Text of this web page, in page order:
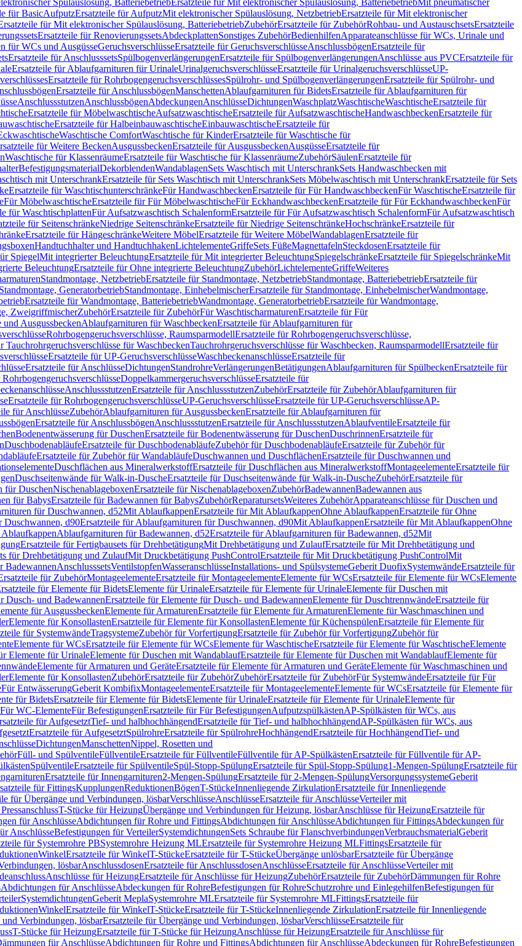
Spülauslösung, BatteriebetriebErsatzteile für Mit elektronischer Spülauslösung, BatteriebetriebMit pneumatischer
für BasicAufputzErsatzteile für AufputzMit elektronischer Spülauslösung, NetzbetriebErsatzteile für Mit elektronischer
für Mit elektronischer Spülauslösung, BatteriebetriebZubehörErsatzteile für ZubehörRohbau- und AustauschsetsErsatzteile
Ersatzteile für RenovierungssetsAbdeckplattenSonstiges ZubehörBedienhilfenApparateanschlüsse für WCs, Urinale und
für WCs und AusgüsseGeruchsverschlüsseErsatzteile für GeruchsverschlüsseAnschlussbögenErsatzteile für
Ersatzteile für AnschlusssetsSpülbogenverlängerungenErsatzteile für SpülbogenverlängerungenAnschlüsse aus PVCErsatzteile für
Ersatzteile für Ablaufgarnituren für UrinaleUrinalgeruchsverschlüsseErsatzteile für UrinalgeruchsverschlüsseUP-
Ersatzteile für RohrbogengeruchsverschlüssesSpülrohr- und SpülbogenverlängerungenErsatzteile für Spülrohr- und
Ersatzteile für AnschlussbögenManschettenAblaufgarnituren für BidetsErsatzteile für Ablaufgarnituren für
AnschlussstutzenAnschlussbögenAbdeckungenAnschlüsseDichtungenWaschplatzWaschtischeWaschtischeErsatzteile für
Ersatzteile für MöbelwaschtischeAufsatzwaschtischeErsatzteile für AufsatzwaschtischeHandwaschbeckenErsatzteile für
Ersatzteile für HalbeinbauwaschtischeEinbauwaschtischeErsatzteile für
Waschtische ComfortWaschtische für KinderErsatzteile für Waschtische für
für Weitere BeckenAusgussbeckenErsatzteile für AusgussbeckenAusgüsseErsatzteile für
Waschtische für KlassenräumeErsatzteile für Waschtische für KlassenräumeZubehörSäulenErsatzteile für
BefestigungsmaterialDekorblendenWandablagenSets Waschtisch mit UnterschrankSets Handwaschbecken mit
mit UnterschrankErsatzteile für Sets Waschtisch mit UnterschrankSets Möbelwaschtisch mit UnterschrankErsatzteile für Sets
Ersatzteile für WaschtischunterschränkeFür HandwaschbeckenErsatzteile für Für HandwaschbeckenFür WaschtischeErsatzteile für
Für MöbelwaschtischeErsatzteile für Für MöbelwaschtischeFür EckhandwaschbeckenErsatzteile für Für EckhandwaschbeckenFür
für WaschtischplattenFür Aufsatzwaschtisch SchalenformErsatzteile für Für Aufsatzwaschtisch SchalenformFür Aufsatzwaschtisch
für SeitenschränkeNiedrige SeitenschränkeErsatzteile für Niedrige SeitenschränkeHochschränkeErsatzteile für
Ersatzteile für HängeschränkeWeitere MöbelErsatzteile für Weitere MöbelWandablagenErsatzteile für
Handtuchhalter und HandtuchhakenLichtelementeGriffeSets FüßeMagnettafelnSteckdosenErsatzteile für
SpiegelMit integrierter BeleuchtungErsatzteile für Mit integrierter BeleuchtungSpiegelschränkeErsatzteile für SpiegelschränkeMit
BeleuchtungErsatzteile für Ohne integrierte BeleuchtungZubehörLichtelementeGriffeWeiteres
Standmontage, NetzbetriebErsatzteile für Standmontage, NetzbetriebStandmontage, BatteriebetriebErsatzteile für
GeneratorbetriebStandmontage, EinhebelmischerErsatzteile für Standmontage, EinhebelmischerWandmontage,
Ersatzteile für Wandmontage, BatteriebetriebWandmontage, GeneratorbetriebErsatzteile für Wandmontage,
ZweigriffmischerZubehörErsatzteile für ZubehörFür WaschtischarmaturenErsatzteile für Für
AusgussbeckenAblaufgarnituren für WaschbeckenErsatzteile für Ablaufgarnituren für
Rohrbogengeruchsverschlüsse, RaumsparmodellErsatzteile für Rohrbogengeruchsverschlüsse,
Tauchrohrgeruchsverschlüsse für WaschbeckenTauchrohrgeruchsverschlüsse für Waschbecken, RaumsparmodellErsatzteile für
Ersatzteile für UP-GeruchsverschlüsseWaschbeckenanschlüsseErsatzteile für
Ersatzteile für AnschlüsseDichtungenStandrohreVerlängerungenBetätigungenAblaufgarnituren für SpülbeckenErsatzteile für
DoppelkammergeruchsverschlüsseErsatzteile für
AnschlussstutzenErsatzteile für AnschlussstutzenZubehörErsatzteile für ZubehörAblaufgarnituren für
Ersatzteile für RohrbogengeruchsverschlüsseUP-GeruchsverschlüsseErsatzteile für UP-GeruchsverschlüsseAP-
für AnschlüsseZubehörAblaufgarnituren für AusgussbeckenErsatzteile für Ablaufgarnituren für
Ersatzteile für AnschlussbögenAnschlussstutzenErsatzteile für AnschlussstutzenAblaufventileErsatzteile für
Bodenentwässerung für DuschenErsatzteile für Bodenentwässerung für DuschenDuschrinnenErsatzteile für
DuschbodenabläufeErsatzteile für DuschbodenabläufeZubehör für DuschbodenabläufeErsatzteile für Zubehör für
Ersatzteile für Zubehör für WandabläufeDuschwannen und DuschflächenErsatzteile für Duschwannen und
Duschflächen aus MineralwerkstoffErsatzteile für Duschflächen aus MineralwerkstoffMontageelementeErsatzteile für
Duschseitenwände für Walk-in-DuscheErsatzteile für Duschseitenwände für Walk-in-DuscheZubehörErsatzteile für
für DuschenNischenablageboxenErsatzteile für NischenablageboxenZubehörBadewannenBadewannen aus
für BabysErsatzteile für Badewannen für BabysZubehörReparatursetsWeiteres ZubehörApparateanschlüsse für Duschen und
für Duschwannen, d52Mit AblaufkappenErsatzteile für Mit AblaufkappenOhne AblaufkappenErsatzteile für Ohne
Duschwannen, d90Ersatzteile für Ablaufgarnituren für Duschwannen, d90Mit AblaufkappenErsatzteile für Mit AblaufkappenOhne
Ablaufgarnituren für Badewannen, d52Ersatzteile für Ablaufgarnituren für Badewannen, d52Mit
Ersatzteile für Fertigbausets für DrehbetätigungMit Drehbetätigung und ZulaufErsatzteile für Mit Drehbetätigung und
für Drehbetätigung und ZulaufMit Druckbetätigung PushControlErsatzteile für Mit Druckbetätigung PushControlMit
BadewannenAnschlusssetsVentilstopfenWasseranschlüsseInstallations- und SpülsystemeGeberit DuofixSystemwändeErsatzteile für
für ZubehörMontageelementeErsatzteile für MontageelementeElemente für WCsErsatzteile für Elemente für WCsElemente
für Elemente für BidetsElemente für UrinaleErsatzteile für Elemente für UrinaleElemente für Duschen mit
Dusch- und BadewannenErsatzteile für Elemente für Dusch- und BadewannenElemente für DuschtrennwändeErsatzteile für
für AusgussbeckenElemente für ArmaturenErsatzteile für Elemente für ArmaturenElemente für Waschmaschinen und
Elemente für KonsollastenErsatzteile für Elemente für KonsollastenElemente für KüchenspülenErsatzteile für Elemente für
für SystemwändeTragsystemeZubehör für VorfertigungErsatzteile für Zubehör für VorfertigungZubehör für
Elemente für WCsErsatzteile für Elemente für WCsElemente für WaschtischeErsatzteile für Elemente für WaschtischeElemente
Elemente für UrinaleElemente für Duschen mit WandablaufErsatzteile für Elemente für Duschen mit WandablaufElemente für
Elemente für Armaturen und GeräteErsatzteile für Elemente für Armaturen und GeräteElemente für Waschmaschinen und
Elemente für KonsollastenZubehörErsatzteile für ZubehörZubehörErsatzteile für ZubehörFür SystemwändeErsatzteile für Für
Für EntwässerungGeberit KombifixMontageelementeErsatzteile für MontageelementeElemente für WCsErsatzteile für Elemente für
für BidetsErsatzteile für Elemente für BidetsElemente für UrinaleErsatzteile für Elemente für UrinaleElemente für
Für WC-ElementeFür BefestigungenErsatzteile für Für BefestigungenAufputzspülkästenAP-Spülkästen für WCs, aus
für AufgesetztTief- und halbhochhängendErsatzteile für Tief- und halbhochhängendAP-Spülkästen für WCs, aus
Ersatzteile für AufgesetztSpülrohreErsatzteile für SpülrohreHochhängendErsatzteile für HochhängendTief- und
DichtungenManschettenNippel, Rosetten und
Füll- und SpülventileFüllventileErsatzteile für FüllventileFüllventile für AP-SpülkästenErsatzteile für Füllventile für AP-
SpülventileErsatzteile für SpülventileSpül-Stopp-SpülungErsatzteile für Spül-Stopp-Spülung1-Mengen-SpülungErsatzteile für
Ersatzteile für Innengarnituren2-Mengen-SpülungErsatzteile für 2-Mengen-SpülungVersorgungssystemeGeberit
für FittingsKupplungenReduktionenBögenT-StückeInnenliegende ZirkulationErsatzteile für Innenliegende
für Übergänge und Verbindungen, lösbarVerschlüsseAnschlüsseErsatzteile für AnschlüsseVerteiler mit
T-Stücke für HeizungÜbergänge und Verbindungen für Heizung, lösbarAnschlüsse für HeizungErsatzteile für
für AnschlüsseAbdichtungen für Rohre und FittingsAbdichtungen für AnschlüsseAbdichtungen für FittingsAbdeckungen für
AnschlüsseBefestigungen für VerteilerSystemdichtungenSets Schraube für FlanschverbindungenVerbrauchsmaterialGeberit
für Systemrohre PBSystemrohre Heizung MLErsatzteile für Systemrohre Heizung MLFittingsErsatzteile für
WinkelErsatzteile für WinkelT-StückeErsatzteile für T-StückeÜbergänge unlösbarErsatzteile für Übergänge
lösbarAnschlussdosenErsatzteile für AnschlussdosenAnschlüsseErsatzteile für AnschlüsseVerteiler mit
Anschlüsse für HeizungErsatzteile für Anschlüsse für HeizungZubehörErsatzteile für ZubehörDämmungen für Rohre
Abdichtungen für AnschlüsseAbdeckungen für RohreBefestigungen für RohreSchutzrohre und EinlegehilfenBefestigungen für
SystemdichtungenGeberit MeplaSystemrohre MLErsatzteile für Systemrohre MLFittingsErsatzteile für
WinkelErsatzteile für WinkelT-StückeErsatzteile für T-StückeInnenliegende ZirkulationErsatzteile für Innenliegende
und Verbindungen, lösbarErsatzteile für Übergänge und Verbindungen, lösbarVerschlüsseErsatzteile für
T-Stücke für HeizungErsatzteile für T-Stücke für HeizungAnschlüsse für HeizungErsatzteile für Anschlüsse für
für AnschlüsseAbdichtungen für Rohre und FittingsAbdichtungen für AnschlüsseAbdeckungen für RohreBefestigungen